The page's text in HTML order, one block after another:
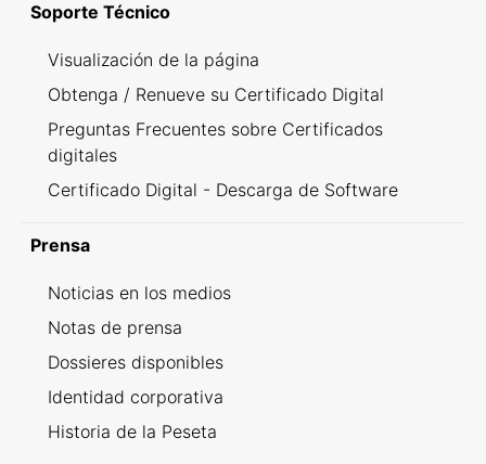
Soporte Técnico
Visualización de la página
Obtenga / Renueve su Certificado Digital
Preguntas Frecuentes sobre Certificados
digitales
Certificado Digital - Descarga de Software
Prensa
Noticias en los medios
Notas de prensa
Dossieres disponibles
Identidad corporativa
Historia de la Peseta